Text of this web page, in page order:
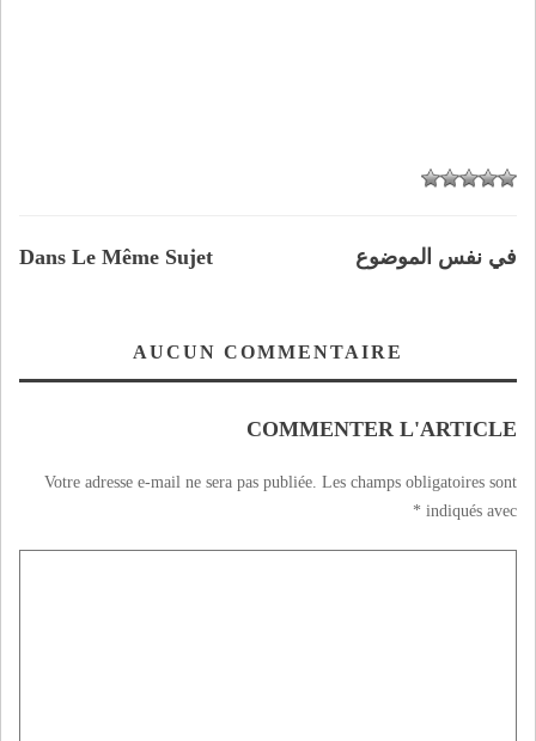
Dans Le Même Sujet في نفس الموضوع
AUCUN COMMENTAIRE
COMMENTER L'ARTICLE
Votre adresse e-mail ne sera pas publiée. Les champs obligatoires sont
indiqués avec
*